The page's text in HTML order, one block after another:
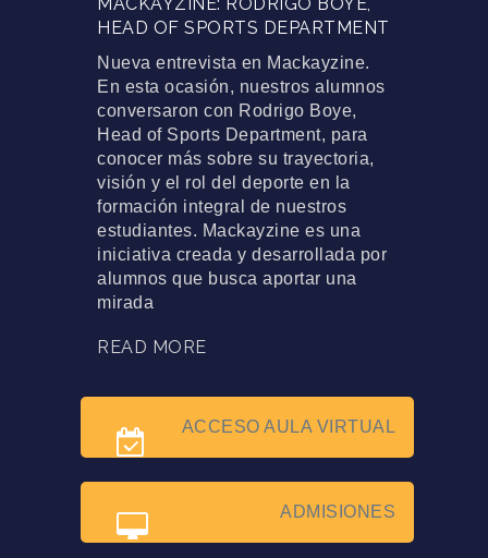
HEAD OF SPORTS DEPARTMENT
Nueva entrevista en Mackayzine.
En esta ocasión, nuestros alumnos
conversaron con Rodrigo Boye,
Head of Sports Department, para
conocer más sobre su trayectoria,
visión y el rol del deporte en la
formación integral de nuestros
estudiantes. Mackayzine es una
iniciativa creada y desarrollada por
alumnos que busca aportar una
mirada
READ MORE
ACCESO AULA VIRTUAL
ADMISIONES